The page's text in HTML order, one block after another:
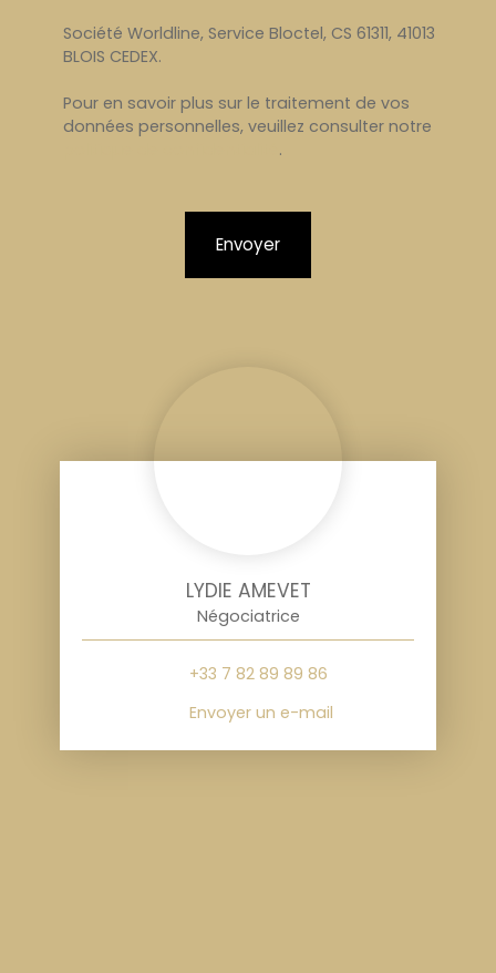
Société Worldline, Service Bloctel, CS 61311, 41013
BLOIS CEDEX.
Pour en savoir plus sur le traitement de vos
données personnelles, veuillez consulter notre
.
Envoyer
LYDIE AMEVET
Négociatrice
+33 7 82 89 89 86
Envoyer un e-mail